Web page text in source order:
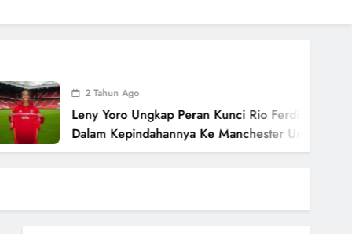
2 Tahun Ago
Leny Yoro Ungkap Peran Kunci Rio Ferdinand
Dalam Kepindahannya Ke Manchester United
Senilai £58 Juta